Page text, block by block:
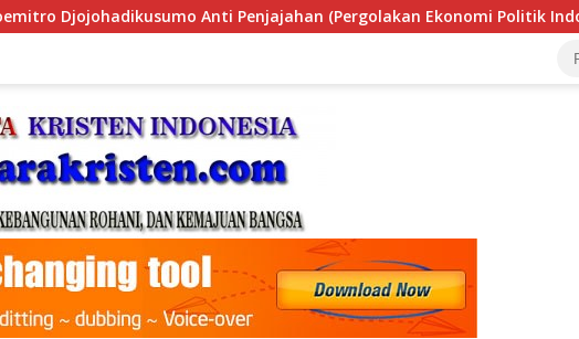
Ekonomi Politik Indonesia) & Simposium Nasional “Urgensi